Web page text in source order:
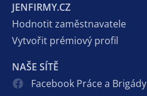
JENFIRMY.CZ
Hodnotit zaměstnavatele
Vytvořit prémiový profil
NAŠE SÍTĚ
Facebook Práce a Brigády